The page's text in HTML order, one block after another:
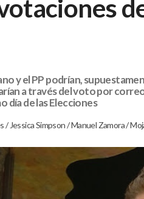
y el PP podrían,
a través del voto por
día de las Elecciones
/ Jessica Simpson/Manuel Zamora/